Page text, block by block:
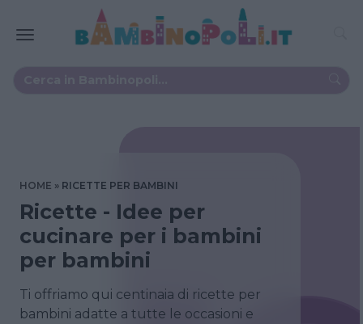
HOME RICETTE PER BAMBINI
Ricette - Idee per
cucinare per i bambini
per bambini
Ti offriamo qui centinaia di ricette per
bambini adatte a tutte le occasioni e